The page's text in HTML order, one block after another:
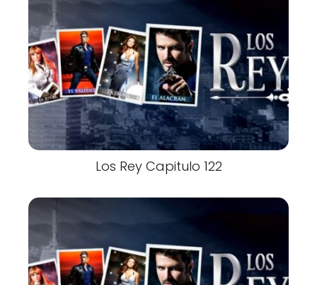
Los Rey Capitulo 122